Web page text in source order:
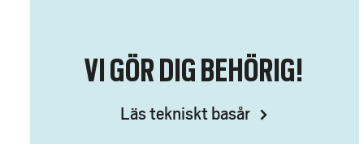
VI GÖR DIG BEHÖRIG!
Läs tekniskt basår